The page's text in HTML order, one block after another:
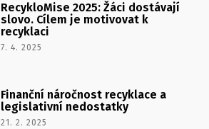
RecykloMise 2025: Žáci dostávají
slovo. Cílem je motivovat k
recyklaci
7. 4. 2025
Finanční náročnost recyklace a
legislativní nedostatky
21. 2. 2025